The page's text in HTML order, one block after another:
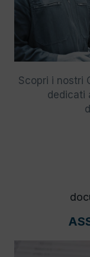
Scopri i nostri
dedicati